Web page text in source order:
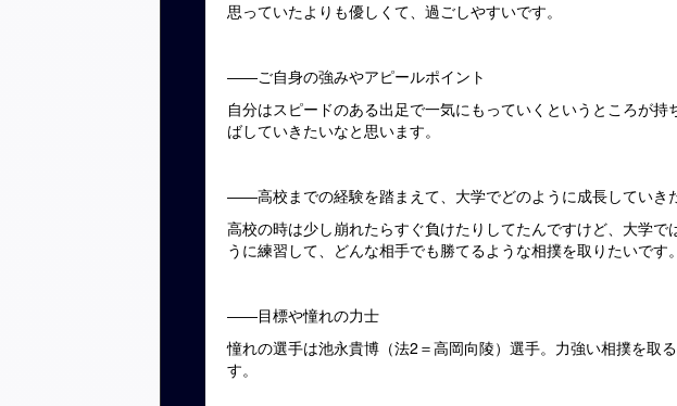
思っていたよりも優しくて、過ごしやすいです。
――ご自身の強みやアピールポイント
自分はスピードのある出足で一気にもっていくというところが持
ばしていきたいなと思います。
――高校までの経験を踏まえて、大学でどのように成長していき
高校の時は少し崩れたらすぐ負けたりしてたんですけど、大学で
うに練習して、どんな相手でも勝てるような相撲を取りたいです。
――目標や憧れの力士
憧れの選手は池永貴博（法2＝高岡向陵）選手。力強い相撲を取
す。